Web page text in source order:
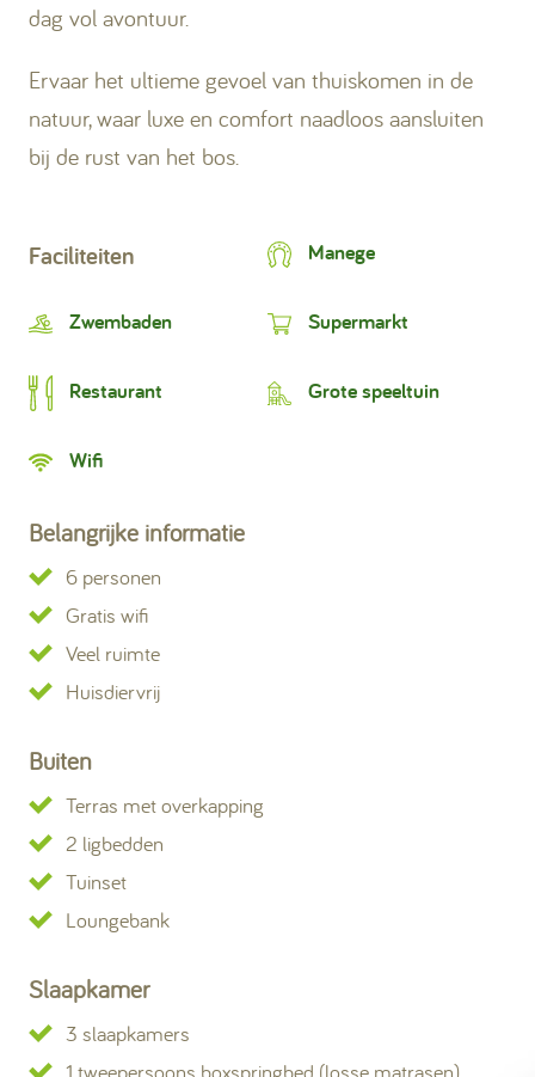
dag vol avontuur.
Ervaar het ultieme gevoel van thuiskomen in de
natuur, waar luxe en comfort naadloos aansluiten
bij de rust van het bos.
Faciliteiten Manege
Zwembaden Supermarkt
Restaurant Grote speeltuin
Wifi
Belangrijke informatie
6 personen
Gratis wifi
Veel ruimte
Huisdiervrij
Buiten
Terras met overkapping
2 ligbedden
Tuinset
Loungebank
Slaapkamer
3 slaapkamers